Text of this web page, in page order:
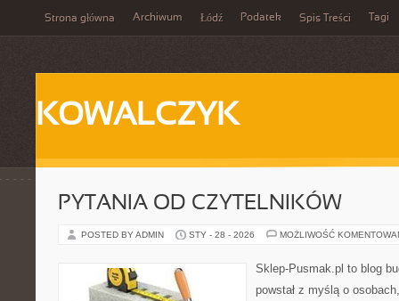
Strona główna Archiwum Łódź Podatek Spis Treści Tagi
KOWALCZYK
PYTANIA OD CZYTELNIKÓW
POSTED BY ADMIN STY - 28 - 2026 MOŻLIWOŚĆ
Sklep-Pusmak.pl to blog
powstał z myślą o